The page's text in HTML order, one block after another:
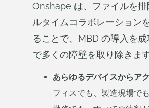
Onshape は、ファイルを排
ルタイムコラボレーション
ることで、MBD の導入を
で多くの障壁を取り除きます
あらゆるデバイスからア
フィスでも、製造現場で